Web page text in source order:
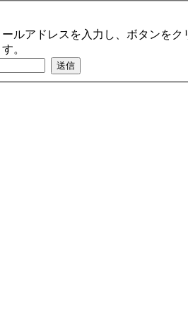
ルアドレスを入力し、ボタンを
。